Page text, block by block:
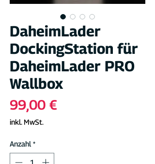
DaheimLader
DockingStation für
DaheimLader PRO
Wallbox
99,00 €
inkl. MwSt.
Anzahl *